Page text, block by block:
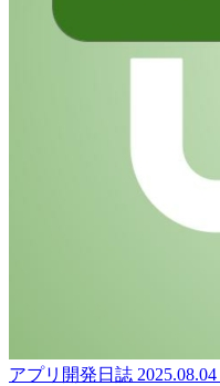
アプリ開発日誌 2025.08.04